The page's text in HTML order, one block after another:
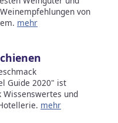
von
mehr
Guide 2020" ist
und
mehr